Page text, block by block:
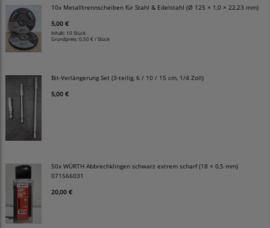
10x Metalltrennscheiben für Stahl & Edelstahl (Ø 125 × 1,0 × 22,23 mm)
5,00 €
Inhalt: 10 Stück
Grundpreis:0,50 € / Stück
Bit-Verlängerung Set (3-teilig, 6 / 10 / 15 cm, 1/4 Zoll)
5,00 €
50x WÜRTH Abbrechklingen schwarz extrem scharf (18 × 0,5 mm)
071566031
20,00 €